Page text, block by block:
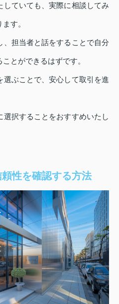
していても、実際に相談してみ
す。
担当者と話をすることで自分
とができるはずです。
ぶことで、安心して取引を進
選択することをおすすめいたし
性を確認する方法